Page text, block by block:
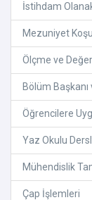
İstihdam
Mezuniyet
Ölçme ve
Bölüm
Öğrencilere
Yaz Okulu
Mühendislik
Çap İşlemleri